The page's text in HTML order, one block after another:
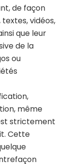
de façon
vidéos,
que leur
de la
ou
même
strictement
Cette